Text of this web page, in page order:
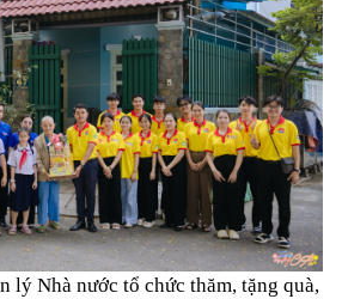
lý Nhà nước tổ chức thăm, tặng quà,